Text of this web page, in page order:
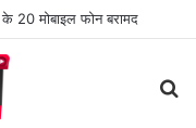
20 मोबाइल फोन बरामद